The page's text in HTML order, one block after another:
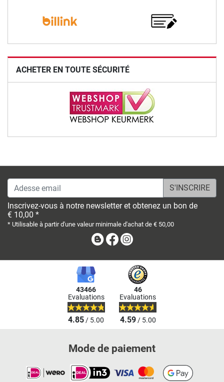
ACHETER EN TOUTE SÉCURITÉ
Adesse email
Inscrivez-vous à notre newsletter et obtenez un bon de
€ 10,00 *
* Utilisable à partir d'une valeur minimale d'achat de € 50,00
BlogFacebook
43466
Evaluations
4.85/ 5.00
46
Evaluations
4.59/ 5.00
Mode de paiement